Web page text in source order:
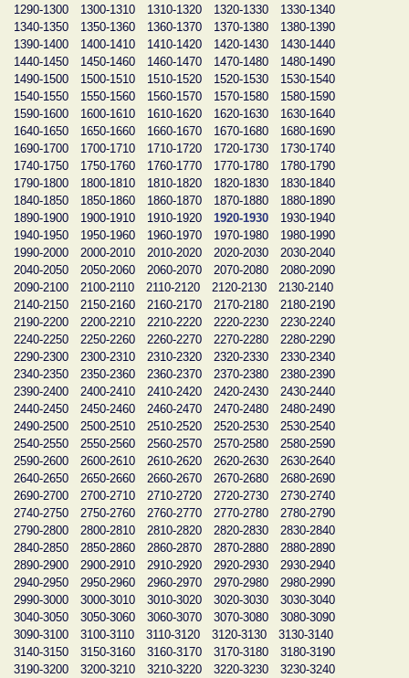
1290-1300
1300-1310 1310-1320 1320-1330
1330-1340
1340-1350
1350-1360 1360-1370 1370-1380
1380-1390
1390-1400
1400-1410 1410-1420 1420-1430
1430-1440
1440-1450
1450-1460 1460-1470 1470-1480
1480-1490
1490-1500
1500-1510 1510-1520 1520-1530
1530-1540
1540-1550
1550-1560 1560-1570 1570-1580
1580-1590
1590-1600
1600-1610 1610-1620 1620-1630
1630-1640
1640-1650
1650-1660 1660-1670 1670-1680
1680-1690
1690-1700
1700-1710 1710-1720 1720-1730
1730-1740
1740-1750
1750-1760 1760-1770 1770-1780
1780-1790
1790-1800
1800-1810 1810-1820 1820-1830
1830-1840
1840-1850
1850-1860 1860-1870 1870-1880
1880-1890
1890-1900
1900-1910 1910-1920 1920-1930
1930-1940
1940-1950
1950-1960 1960-1970 1970-1980
1980-1990
1990-2000
2000-2010 2010-2020 2020-2030
2030-2040
2040-2050
2050-2060 2060-2070 2070-2080
2080-2090
2090-2100
2100-2110 2110-2120 2120-2130
2130-2140
2140-2150
2150-2160 2160-2170 2170-2180
2180-2190
2190-2200
2200-2210 2210-2220 2220-2230
2230-2240
2240-2250
2250-2260 2260-2270 2270-2280
2280-2290
2290-2300
2300-2310 2310-2320 2320-2330
2330-2340
2340-2350
2350-2360 2360-2370 2370-2380
2380-2390
2390-2400
2400-2410 2410-2420 2420-2430
2430-2440
2440-2450
2450-2460 2460-2470 2470-2480
2480-2490
2490-2500
2500-2510 2510-2520 2520-2530
2530-2540
2540-2550
2550-2560 2560-2570 2570-2580
2580-2590
2590-2600
2600-2610 2610-2620 2620-2630
2630-2640
2640-2650
2650-2660 2660-2670 2670-2680
2680-2690
2690-2700
2700-2710 2710-2720 2720-2730
2730-2740
2740-2750
2750-2760 2760-2770 2770-2780
2780-2790
2790-2800
2800-2810 2810-2820 2820-2830
2830-2840
2840-2850
2850-2860 2860-2870 2870-2880
2880-2890
2890-2900
2900-2910 2910-2920 2920-2930
2930-2940
2940-2950
2950-2960 2960-2970 2970-2980
2980-2990
2990-3000
3000-3010 3010-3020 3020-3030
3030-3040
3040-3050
3050-3060 3060-3070 3070-3080
3080-3090
3090-3100
3100-3110 3110-3120 3120-3130
3130-3140
3140-3150
3150-3160 3160-3170 3170-3180
3180-3190
3190-3200
3200-3210 3210-3220 3220-3230
3230-3240